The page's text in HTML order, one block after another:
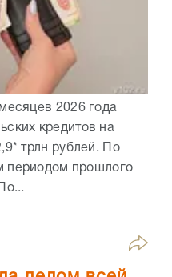
2026 года
кредитов на
трлн рублей. По
периодом прошлого